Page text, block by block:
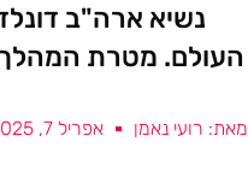
נשיא ארה"ב
העולם. מטרת המהלך:
מאת: רועי נאמן אפריל 7, 2025